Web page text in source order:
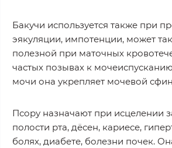
Бакучи используется также при
эякуляции, импотенции, может
полезной при маточных
частых позывах к
мочи она укрепляет мочевой
Псору назначают при исцелении
полости рта, дёсен, кариесе,
болях, диабете, болезни почек.